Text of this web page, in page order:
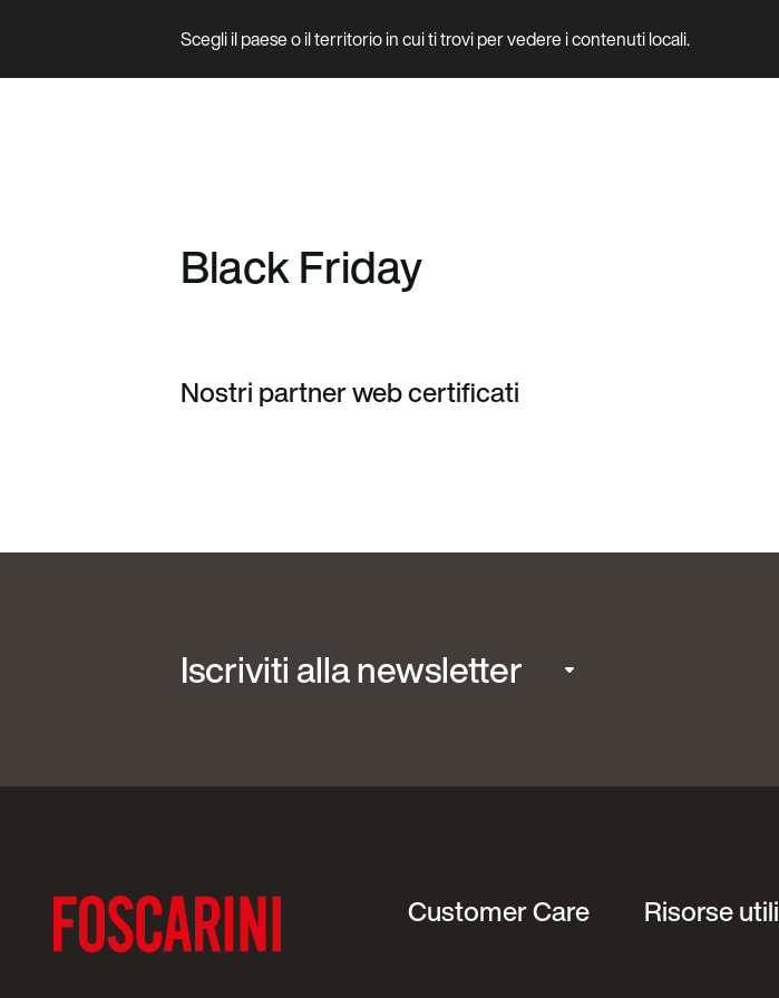
Scegli il paese o il territorio in cui ti trovi per vedere i contenuti locali.
Black Friday
Nostri partner web certificati
Iscriviti alla newsletter
Customer Care Risorse utili